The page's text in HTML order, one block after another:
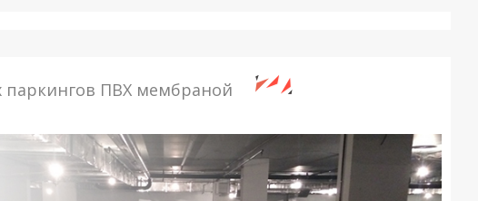
паркингов ПВХ мембраной